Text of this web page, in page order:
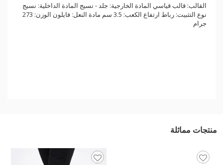
القالب: قالب قياسي المادة الخارجية: جلد - نسيج المادة الداخلية: نسيج
نوع التثبيت: رباط ارتفاع الكعب: 3.5 سم مادة النعل: فايلون الوزن: 273
جرام
منتجات مماثلة